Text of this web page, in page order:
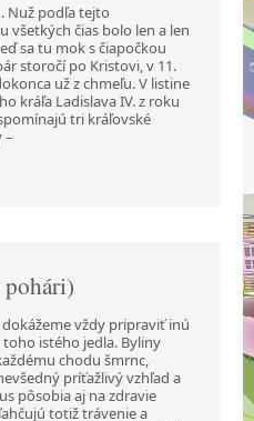
Nuž podľa tejto
všetkých čias bolo len a len
sa tu mok s čiapočkou
storočí po Kristovi, v 11.
už z chmeľu. V listine
kráľa Ladislava IV. z roku
tri kráľovské
–
vždy pripraviť inú
istého jedla. Byliny
chodu šmrnc,
príťažlivý vzhľad a
pôsobia aj na zdravie
totiž trávenie a